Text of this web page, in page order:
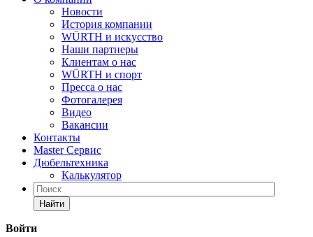
Новости
История компании
WÜRTH и искусство
Наши партнеры
Клиентам о нас
WÜRTH и спорт
Пресса о нас
Фотогалерея
Видео
Вакансии
Контакты
Master Сервис
Дюбельтехника
Калькулятор
Найти
Войти